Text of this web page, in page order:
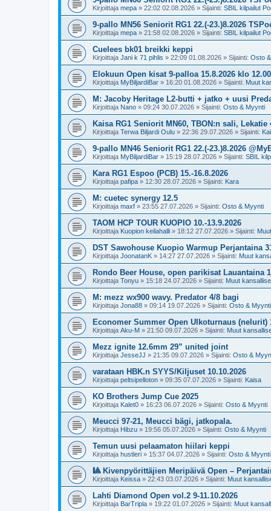
Kirjoittaja mepa » 22:02 02.08.2026 » Sijainti: SBIL kilpailut
9-pallo MN56 Seniorit RG1 22.(-23.)8.2026
Kirjoittaja mepa » 21:58 02.08.2026 » Sijainti: SBIL kilpailut
Cuelees bk01 breikki keppi
Kirjoittaja Jani k 71 pihlis » 22:09 01.08.2026 » Sijainti: Osto
Elokuun Open kisat 9-palloa 15.8.2026 klo
Kirjoittaja MyBiljardiBar » 16:20 01.08.2026 » Sijainti: Muut
M: Jacoby Heritage L2-butti + jatko + uusi
Kirjoittaja Nano » 09:24 30.07.2026 » Sijainti: Osto & Myynti
Kaisa RG1 Seniorit MN60, TBON:n sali, Lekatie
Kirjoittaja Terwa Biljardi Oulu » 22:36 29.07.2026 » Sijainti:
9-pallo MN46 Seniorit RG1 22.(-23.)8.2026
Kirjoittaja MyBiljardiBar » 15:19 28.07.2026 » Sijainti: SBIL
Kara RG1 Espoo (PCB) 15.-16.8.2026
Kirjoittaja pafipa » 12:30 28.07.2026 » Sijainti: Kara
M: cuetec synergy 12.5
Kirjoittaja maxf » 23:55 27.07.2026 » Sijainti: Osto & Myynti
TAOM HCP TOUR KUOPIO 10.-13.9.2026
Kirjoittaja Kuopion keilahalli » 18:12 27.07.2026 » Sijainti:
DST Sawohouse Kuopio Warmup Perjantaina
Kirjoittaja JoonatanK » 14:27 27.07.2026 » Sijainti: Muut
Rondo Beer House, open parikisat Lauantaina
Kirjoittaja Tonyu » 15:18 24.07.2026 » Sijainti: Muut
M: mezz wx900 wavy. Predator 4/8 bagi
Kirjoittaja Jona88 » 09:14 19.07.2026 » Sijainti: Osto & Myynti
Economer Summer Open Ulkoturnaus (nelurit)
Kirjoittaja Aku-M » 21:50 09.07.2026 » Sijainti: Muut
Mezz ignite 12.6mm 29” united joint
Kirjoittaja JesseJJ » 21:35 09.07.2026 » Sijainti: Osto &
varataan HBK.n SYYS/Kiljuset 10.10.2026
Kirjoittaja peltsipelloton » 09:35 07.07.2026 » Sijainti: Kaisa
KO Brothers Jump Cue 2025
Kirjoittaja Kalet0 » 16:23 06.07.2026 » Sijainti: Osto & Myynti
Meucci 97-21, Meucci bägi, jatkopala.
Kirjoittaja Hibzu » 19:56 05.07.2026 » Sijainti: Osto & Myynti
Temun uusi pelaamaton hiilari keppi
Kirjoittaja hustleri » 15:37 04.07.2026 » Sijainti: Osto & Myynti
🎱 Kivenpyörittäjien Meripäivä Open –
Kirjoittaja Keissa » 22:43 03.07.2026 » Sijainti: Muut
Lahti Diamond Open vol.2 9-11.10.2026
Kirjoittaja BarTripla » 19:22 01.07.2026 » Sijainti: Muut